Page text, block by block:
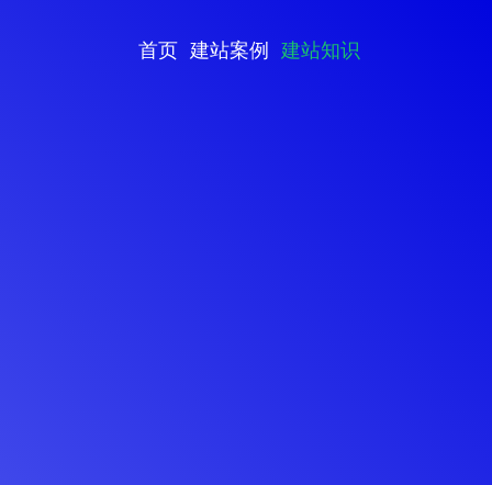
首页 建站案例 建站知识